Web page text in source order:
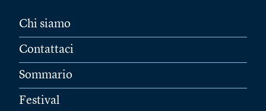
Chi siamo
Contattaci
Sommario
Festival